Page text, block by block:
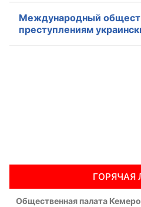
Международный
преступлениям
ГОРЯЧАЯ
Общественная палата